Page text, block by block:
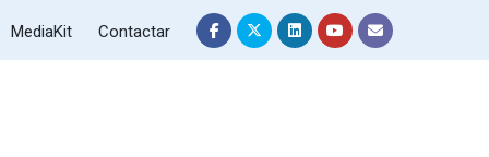
MediaKit Contactar